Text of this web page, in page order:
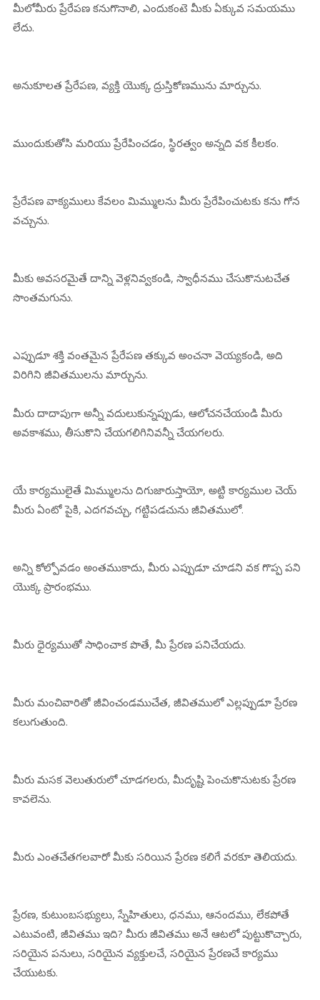
మీలోమీరు ప్రేరేపణ కనుగొనాలి, ఎందుకంటె మీకు ఏక్కువ సమయము
లేదు.
అనుకూలత ప్రేరేపణ, వ్యక్తి యొక్క ద్రుస్తికోణమును మార్చును.
ముందుకుతోసి మరియు ప్రేరేపించడం, స్థిరత్వం అన్నది వక కీలకం.
ప్రేరేపణ వాక్యములు కేవలం మిమ్ములను మీరు ప్రేరేపించుటకు కను గోన
వచ్చును.
మీకు అవసరమైతే దాన్ని వెళ్లనివ్వకండి, స్వాధీనము చేసుకొనుటచేత
సొంతమగును.
ఎప్పుడూ శక్తి వంతమైన ప్రేరేపణ తక్కువ అంచనా వెయ్యకండి, అది
విరిగిని జీవితములను మార్చును.
మీరు దాదాపుగా అన్నీ వదులుకున్నప్పుడు, ఆలోచనచేయండి మీరు
అవకాశము, తీసుకొని చేయగలిగినివన్నీ చేయగలరు.
యే కార్యములైతే మిమ్ములను దిగుజారుస్తాయో, అట్టి కార్యముల చెయ్
మీరు ఏంటో పైకి, ఎదగవచ్చు, గట్టిపడచును జీవితములో.
అన్ని కోల్పోవడం అంతముకాదు, మీరు ఎప్పుడూ చూడని వక గొప్ప పని
యొక్క ప్రారంభము.
మీరు ధైర్యముతో సాధించాక పొతే, మీ ప్రేరణ పనిచేయదు.
మీరు మంచివారితో జీవించండముచేత, జీవితములో ఎల్లప్పుడూ ప్రేరణ
కలుగుతుంది.
మీరు మసక వెలుతురులో చూడగలరు, మీదృష్టి పెంచుకొనుటకు ప్రేరణ
కావలెను.
మీరు ఎంతచేతగలవారో మీకు సరియిన ప్రేరణ కలిగే వరకూ తెలియదు.
ప్రేరణ, కుటుంబసభ్యులు, స్నేహితులు, ధనము, ఆనందము, లేకపోతే
ఎటువంటి, జీవితము ఇది? మీరు జీవితము అనే ఆటలో పుట్టుకొచ్చారు,
సరియైన పనులు, సరియైన వ్యక్తులచే, సరియైన ప్రేరణచే కార్యము
చేయుటకు.